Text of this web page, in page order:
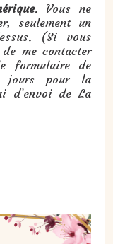
. Vous ne
seulement un
(Si vous
me contacter
formulaire de
jours pour la
d’envoi de La